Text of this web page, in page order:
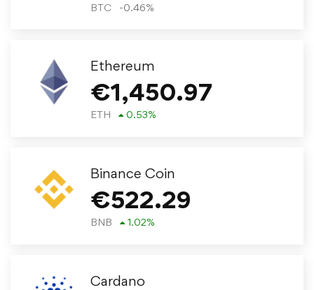
BTC -0.46%
Ethereum
€1,450.97
ETH 0.53%
Binance Coin
€522.29
BNB 1.02%
Cardano